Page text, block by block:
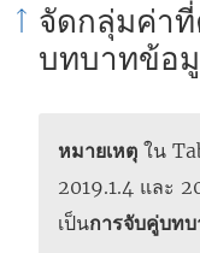
จัดกลุ่มค่า
บทบาทข้อ
หมายเหตุ ใน
2019.1.4 และ
เป็นการจับคู่บท